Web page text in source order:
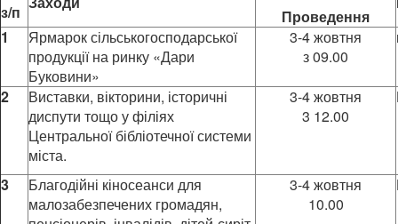
з/п
Проведення
1
Ярмарок сільськогосподарської
продукції на ринку «Дари
Буковини»
3-4 жовтня
з 09.00
2
Виставки, вікторини, історичні
диспути тощо у філіях
Центральної бібліотечної системи
міста.
3-4 жовтня
3 12.00
3
Благодійні кіносеанси для
малозабезпечених громадян,
3-4 жовтня
10.00